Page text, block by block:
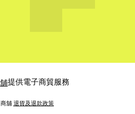
提供電子商貿服務
商舖 退貨及退款政策